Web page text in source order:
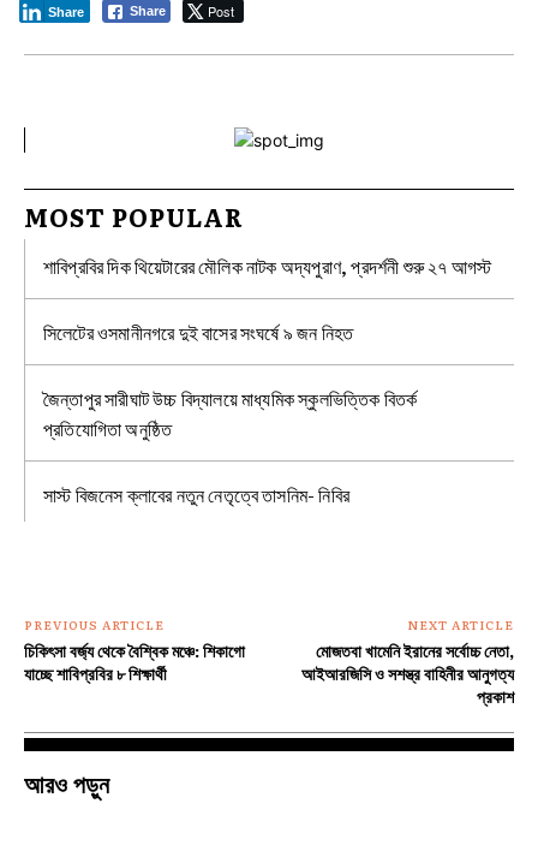
Share Post
Share
MOST POPULAR
শাবিপ্রবির দিক থিয়েটারের মৌলিক নাটক অদ্যপুরাণ, প্রদর্শনী শুরু ২৭ আগস্ট
সিলেটের ওসমানীনগরে দুই বাসের সংঘর্ষে ৯ জন নিহত
জৈন্তাপুর সারীঘাট উচ্চ বিদ্যালয়ে মাধ্যমিক স্কুলভিত্তিক বিতর্ক
প্রতিযোগিতা অনুষ্ঠিত
সাস্ট বিজনেস ক্লাবের নতুন নেতৃত্বে তাসনিম- নিবির
PREVIOUS ARTICLE
চিকিৎসা বর্জ্য থেকে বৈশ্বিক মঞ্চে: শিকাগো
যাচ্ছে শাবিপ্রবির ৮ শিক্ষার্থী
NEXT ARTICLE
মোজতবা খামেনি ইরানের সর্বোচ্চ নেতা,
আইআরজিসি ও সশস্ত্র বাহিনীর আনুগত্য
প্রকাশ
আরও পড়ুন